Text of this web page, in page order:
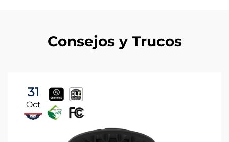
Consejos y Trucos
31
Oct